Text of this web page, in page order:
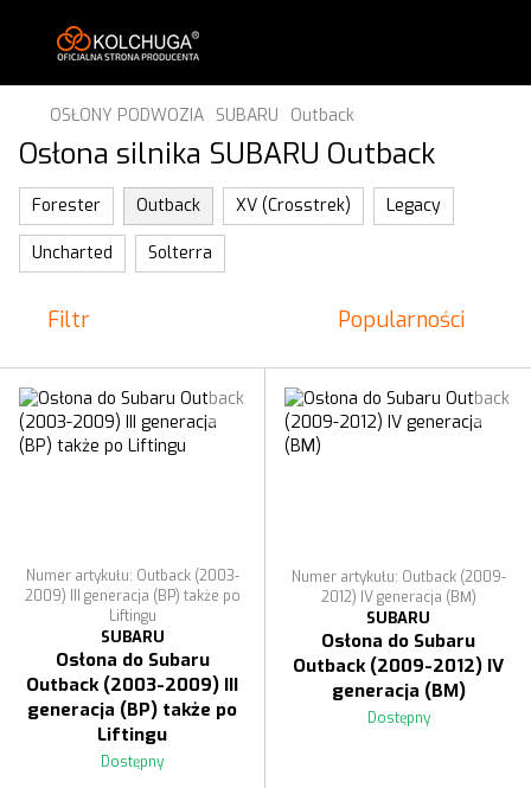
OSŁONY PODWOZIA SUBARU Outback
Osłona silnika SUBARU Outback
Forester Outback XV (Crosstrek) Legacy
Uncharted Solterra
Filtr Popularności
Numer artykułu: Outback (2003-
2009) III generacja (BP) także po
Liftingu
SUBARU
Osłona do Subaru
Outback (2003-2009) III
generacja (BP) także po
Liftingu
Dostępny
Numer artykułu: Outback (2009-
2012) IV generacja (BМ)
SUBARU
Osłona do Subaru
Outback (2009-2012) IV
generacja (BМ)
Dostępny